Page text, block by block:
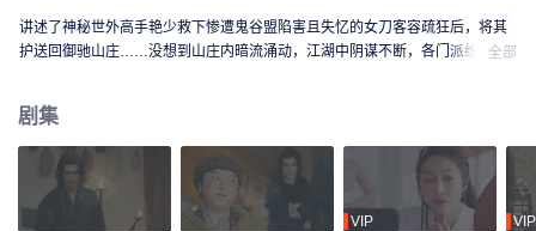
讲述了神秘世外高手艳少救下惨遭鬼谷盟陷害且失忆的女刀客容疏狂后，将其
护送回御驰山庄……没想到山庄内暗流涌动，江湖中阴谋不断，各门派纷争不
全部
剧集
VIP VIP